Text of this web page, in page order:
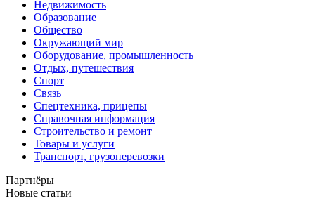
Недвижимость
Образование
Общество
Окружающий мир
Оборудование, промышленность
Отдых, путешествия
Спорт
Связь
Спецтехника, прицепы
Справочная информация
Строительство и ремонт
Товары и услуги
Транспорт, грузоперевозки
Партнёры
Новые статьи